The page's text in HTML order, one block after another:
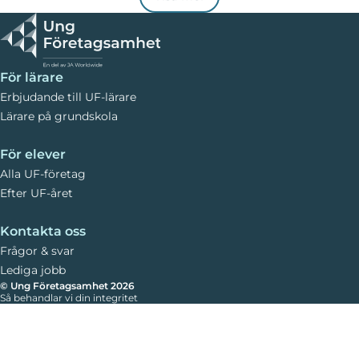
Vi har också flera erbjudanden från våra partners,
både för elever och för dig som lärare. Läs mer om
erbjudanden
väldigt väl att använda för SFI-elever. Information
finns längre ner på den här sidan om
läromedel och den finns att köpa
För lärare
Erbjudande till UF-lärare
Lärare på grundskola
För elever
Alla UF-företag
Efter UF-året
Kontakta oss
Frågor & svar
Lediga jobb
© Ung Företagsamhet 2026
Så behandlar vi din integritet